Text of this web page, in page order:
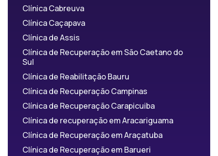
Clínica Cabreuva
Clínica Caçapava
Clínica de Assis
Clínica de Recuperação em São Caetano do
Sul
Clínica de Reabilitação Bauru
Clínica de Recuperação Campinas
Clínica de Recuperação Carapicuiba
Clínica de recuperação em Aracariguama
Clínica de Recuperação em Araçatuba
Clínica de Recuperação em Barueri